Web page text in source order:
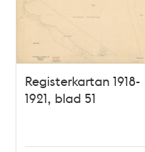
Registerkartan 1918-
1921, blad 51